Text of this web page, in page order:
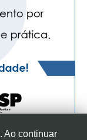
Ao continuar